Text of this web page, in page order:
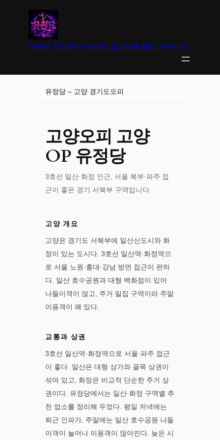
유흥은 정당하다 -유정당 오피유흥 출장 커뮤니티
유정당 – 고양 경기도오피
고양오피 고양
OP 유정당
3호선 일산·화정 인근, 서울 북부·파주 접
근이 좋은 경기 서북부 구역입니다.
고양 개요
고양은 경기도 서북부에 일산신도시와 화
정이 있는 도시다. 3호선 일산역·화정역으
로 서울 노원·홍대·강남 방면 접근이 편하
다. 일산 호수공원과 대형 백화점이 있어
나들이객이 많고, 주거 밀집 구역이라 주말
이용객이 꽤 있다.
교통과 상권
3호선 일산역·화정역으로 서울·파주 접근
이 좋다. 일산은 대형 상가와 골목 상권이
섞여 있고, 화정은 비교적 단순한 주거 상
권이다. 유정당에서는 일산·화정 구역별 추
천 업소를 정리해 두었다. 평일 저녁에는
퇴근 인파가, 주말에는 일산 호수공원 나들
이객이 늘어나 이용객이 많아진다. 늦은 시